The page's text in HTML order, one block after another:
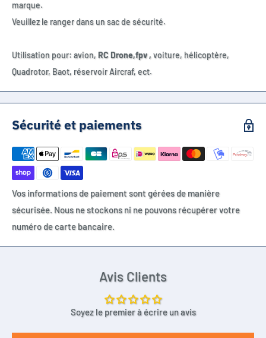
marque.
Veuillez le ranger dans un sac de sécurité.
Utilisation pour: avion, RC Drone,fpv ,voiture, hélicoptère,
Quadrotor, Baot, réservoir Aircraf, ect.
Sécurité et paiements
Vos informations de paiement sont gérées de manière
sécurisée. Nous ne stockons ni ne pouvons récupérer votre
numéro de carte bancaire.
Avis Clients
Soyez le premier à écrire un avis